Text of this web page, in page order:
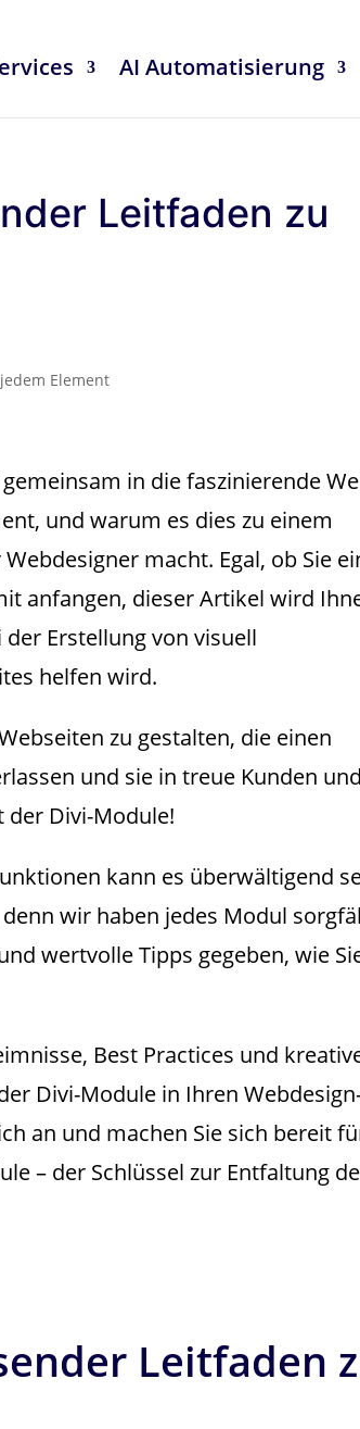
AI Automatisierung
Leitfaden zu
Element
in die faszinierende
und warum es dies zu einem
macht. Egal, ob Sie
anfangen, dieser Artikel wird
Erstellung von visuell
helfen wird.
zu gestalten, die einen
und sie in treue Kunden
der Divi-Module!
kann es überwältigend
wir haben jedes Modul
wertvolle Tipps gegeben, wie
Best Practices und
Divi-Module in Ihren
an und machen Sie sich bereit
– der Schlüssel zur Entfaltung
Leitfaden